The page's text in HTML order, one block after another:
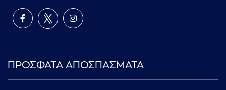
ΠΡΟΣΦΑΤΑ ΑΠΟΣΠΑΣΜΑΤΑ